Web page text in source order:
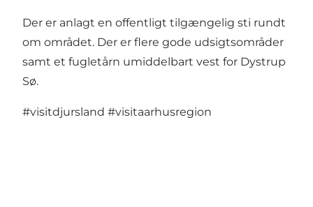
Der er anlagt en offentligt tilgængelig sti rundt
om området. Der er flere gode udsigtsområder
samt et fugletårn umiddelbart vest for Dystrup
Sø.
#visitdjursland #visitaarhusregion